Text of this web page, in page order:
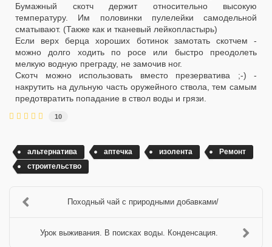
Бумажный скотч держит относительно высокую
температуру. Им половинки пулелейки самодельной
сматывают. (Также как и тканевый лейкопластырь)
Если верх берца хороших ботинок замотать скотчем -
можно долго ходить по росе или быстро преодолеть
мелкую водную преграду, не замочив ног.
Скотч можно использовать вместо презерватива ;-) -
накрутить на дульную часть оружейного ствола, тем самым
предотвратить попадание в ствол воды и грязи.
10
альтернатива аптечка изолента
Ремонт
строительство
Походный чай с природными добавками/
Урок выживания. В поисках воды. Конденсация.